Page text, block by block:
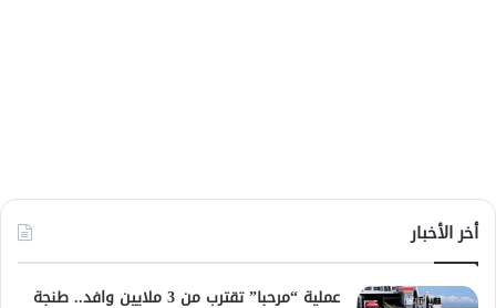
أخر الأخبار
عملية “مرحبا” تقترب من 3 ملايين وافد.. طنجة